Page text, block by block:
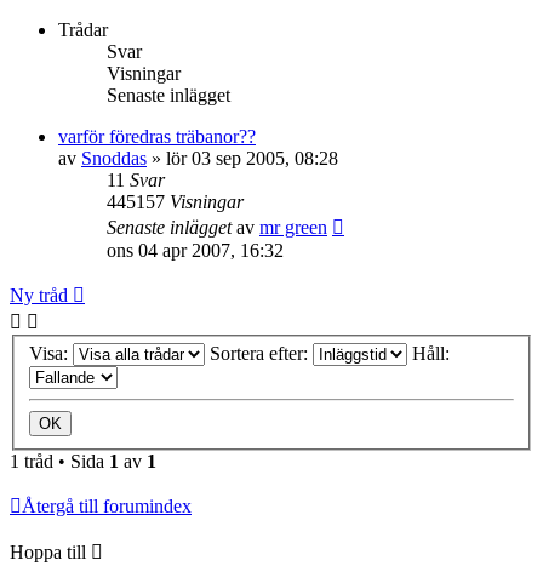
Trådar
Svar
Visningar
Senaste inlägget
varför föredras träbanor??
av Snoddas » lör 03 sep 2005, 08:28
11 Svar
445157 Visningar
Senaste inläggetav mr green
ons 04 apr 2007, 16:32
Ny tråd
Visa: Sortera efter: Håll:
1 tråd • Sida 1 av 1
Återgå till forumindex
Hoppa till